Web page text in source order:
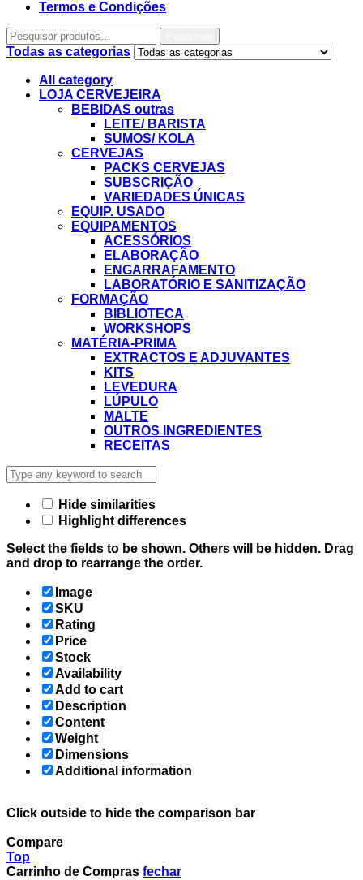
Termos e Condições
Todas as categorias
All category
LOJA CERVEJEIRA
BEBIDAS outras
LEITE/ BARISTA
SUMOS/ KOLA
CERVEJAS
PACKS CERVEJAS
SUBSCRIÇÃO
VARIEDADES ÚNICAS
EQUIP. USADO
EQUIPAMENTOS
ACESSÓRIOS
ELABORAÇÃO
ENGARRAFAMENTO
LABORATÓRIO E SANITIZAÇÃO
FORMAÇÃO
BIBLIOTECA
WORKSHOPS
MATÉRIA-PRIMA
EXTRACTOS E ADJUVANTES
KITS
LEVEDURA
LÚPULO
MALTE
OUTROS INGREDIENTES
RECEITAS
Hide similarities
Highlight differences
Select the fields to be shown. Others will be hidden. Drag
and drop to rearrange the order.
Image
SKU
Rating
Price
Stock
Availability
Add to cart
Description
Content
Weight
Dimensions
Additional information
Click outside to hide the comparison bar
Compare
Top
Carrinho de Compras fechar